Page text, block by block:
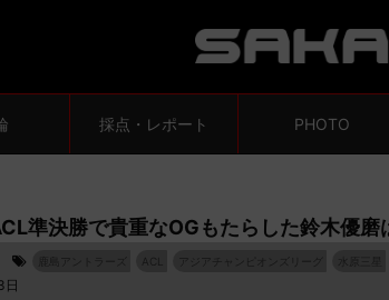
採点・レポート PHOTO
準決勝で貴重なOGもたらした鈴木優磨
ACL
日